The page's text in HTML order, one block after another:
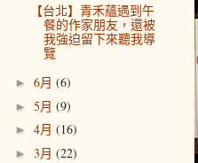
【台北】青禾蘊遇到午
餐的作家朋友，還被
我強迫留下來聽我導
覽
► 6月 (6)
► 5月 (9)
► 4月 (16)
► 3月 (22)